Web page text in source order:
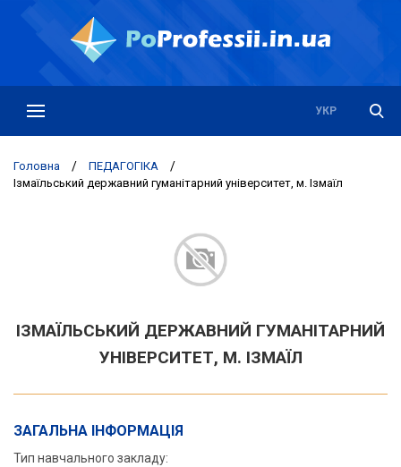
РУС
УКР
Головна / ПЕДАГОГІКА /
Ізмаїльський державний гуманітарний університет, м. Ізмаїл
ІЗМАЇЛЬСЬКИЙ ДЕРЖАВНИЙ ГУМАНІТАРНИЙ
УНІВЕРСИТЕТ, М. ІЗМАЇЛ
ЗАГАЛЬНА ІНФОРМАЦІЯ
Тип навчального закладу: